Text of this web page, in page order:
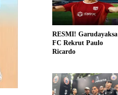
RESMI! Garudayaksa
FC Rekrut Paulo
Ricardo